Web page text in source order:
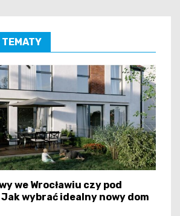
TEMATY
we Wrocławiu czy pod
Jak wybrać idealny nowy dom